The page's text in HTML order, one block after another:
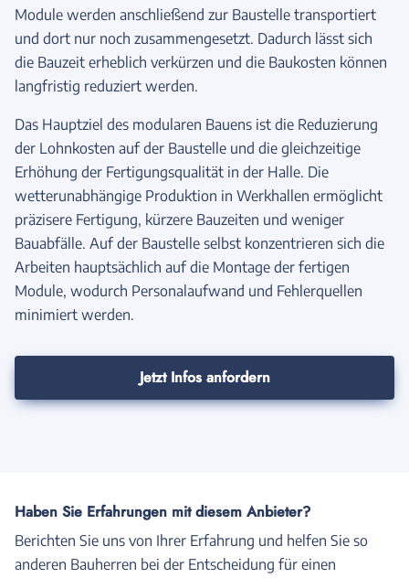
Module werden anschließend zur Baustelle transportiert
und dort nur noch zusammengesetzt. Dadurch lässt sich
die Bauzeit erheblich verkürzen und die Baukosten können
langfristig reduziert werden.
Das Hauptziel des modularen Bauens ist die Reduzierung
der Lohnkosten auf der Baustelle und die gleichzeitige
Erhöhung der Fertigungsqualität in der Halle. Die
wetterunabhängige Produktion in Werkhallen ermöglicht
präzisere Fertigung, kürzere Bauzeiten und weniger
Bauabfälle. Auf der Baustelle selbst konzentrieren sich die
Arbeiten hauptsächlich auf die Montage der fertigen
Module, wodurch Personalaufwand und Fehlerquellen
minimiert werden.
Jetzt Infos anfordern
Haben Sie Erfahrungen mit diesem Anbieter?
Berichten Sie uns von Ihrer Erfahrung und helfen Sie so
anderen Bauherren bei der Entscheidung für einen